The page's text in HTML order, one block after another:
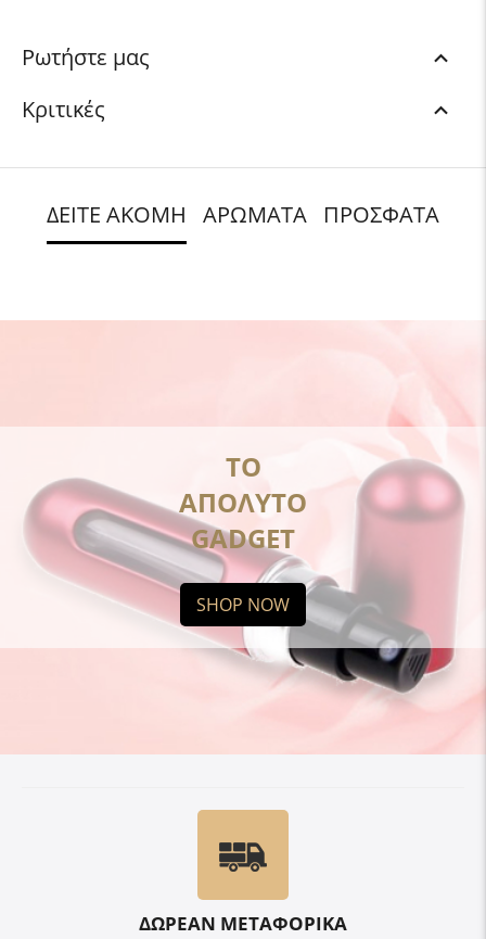
Ρωτήστε μας
Κριτικές
ΔΕΙΤΕ ΑΚΟΜΗ ΑΡΩΜΑΤΑ ΠΡΟΣΦΑΤΑ
ΤΟ
ΑΠΟΛΥΤΟ
GADGET
SHOP NOW
ΔΩΡΕΑΝ ΜΕΤΑΦΟΡΙΚΑ